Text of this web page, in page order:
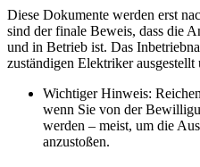
Diese Dokumente werden erst
sind der finale Beweis, dass die
und in Betrieb ist. Das
zuständigen Elektriker ausgestellt
Wichtiger Hinweis:
wenn Sie von der
werden – meist, um die
anzustoßen.